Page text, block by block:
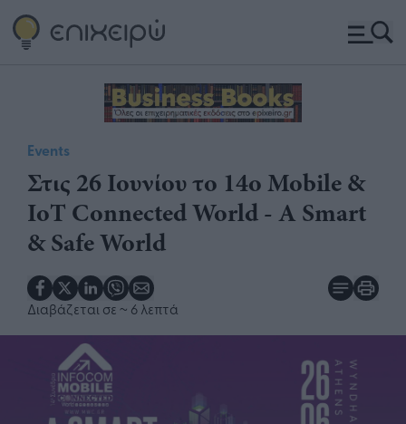
Events
Στις 26 Ιουνίου το 14o Mobile &
IoT Connected World - A Smart
& Safe World
Διαβάζεται σε ~ 6 λεπτά